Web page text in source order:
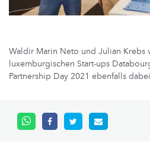
Waldir Marin Neto und Julian Krebs
luxemburgischen Start-ups
Partnership Day 2021 ebenfalls dabei